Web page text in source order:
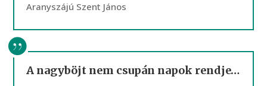
Aranyszájú Szent János
A nagyböjt nem csupán napok rendje…